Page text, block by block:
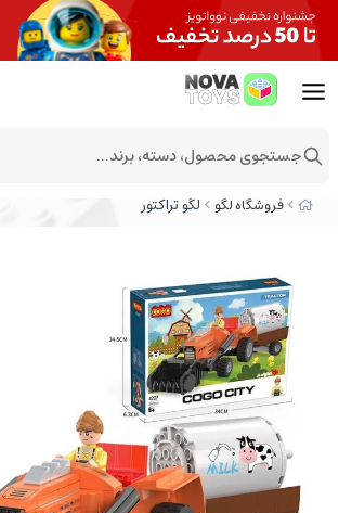
فروشگاه لگو لگو تراکتور
جستجوی محصول، دسته، برند...